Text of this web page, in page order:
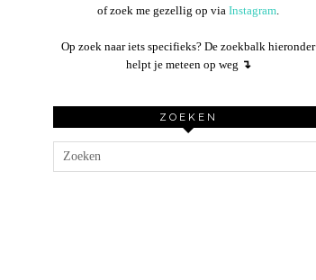
of zoek me gezellig op via Instagram.
Op zoek naar iets specifieks? De zoekbalk hieronder
helpt je meteen op weg ↴
ZOEKEN